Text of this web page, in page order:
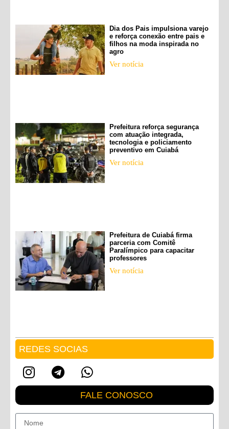
Dia dos Pais impulsiona varejo
e reforça conexão entre pais e
filhos na moda inspirada no
agro
Ver notícia
Prefeitura reforça segurança
com atuação integrada,
tecnologia e policiamento
preventivo em Cuiabá
Ver notícia
Prefeitura de Cuiabá firma
parceria com Comitê
Paralímpico para capacitar
professores
Ver notícia
REDES SOCIAS
FALE CONOSCO